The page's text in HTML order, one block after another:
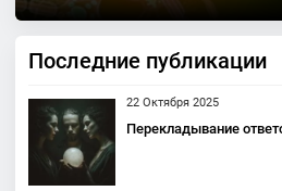
Последние публикации
22 Октября 2025
Перекладывание